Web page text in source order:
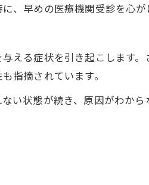
、早めの医療機関受診を心が
える症状を引き起こします
指摘されています。
状態が続き、原因がわから